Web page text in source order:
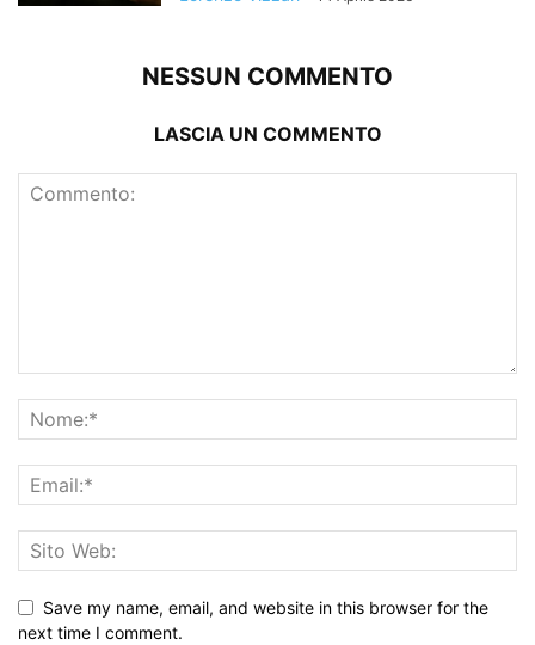
NESSUN COMMENTO
LASCIA UN COMMENTO
Save my name, email, and website in this browser for the
next time I comment.